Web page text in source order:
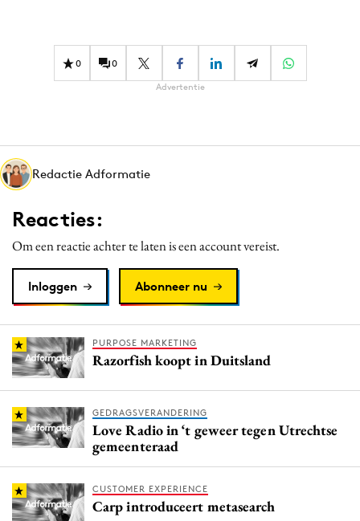
Gedragsverandering
Influencer marketing
Media
Merkstrategie
PR
Programmatic
Purpose Marketing
0 0
Advertentie
Redactie Adformatie
Reacties:
Om een reactie achter te laten is een account vereist.
Inloggen Abonneer nu
PURPOSE MARKETING
Razorfish koopt in Duitsland
GEDRAGSVERANDERING
Love Radio in ‘t geweer tegen Utrechtse
gemeenteraad
CUSTOMER EXPERIENCE
Carp introduceert metasearch